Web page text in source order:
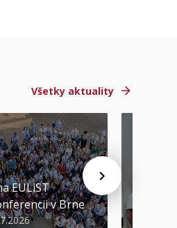
Všetky aktuality
EULiST
v Brne